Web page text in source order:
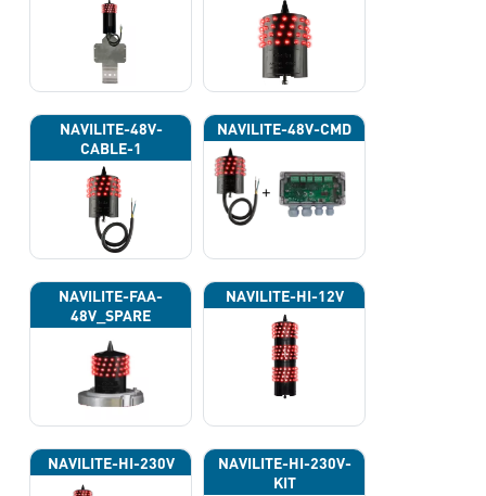
NAVILITE-48V-
CABLE-1
NAVILITE-48V-CMD
NAVILITE-FAA-
48V_SPARE
NAVILITE-HI-12V
NAVILITE-HI-230V
NAVILITE-HI-230V-
KIT